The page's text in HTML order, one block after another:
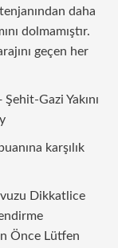
daha
dolmamıştır.
geçen her
Gazi Yakını
karşılık
Dikkatlice
Önce Lütfen